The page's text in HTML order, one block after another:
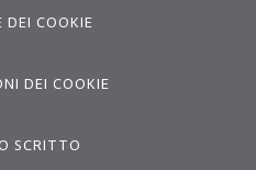
DEI COOKIE
DEI COOKIE
SCRITTO